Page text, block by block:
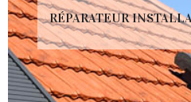
RÉPARATEUR